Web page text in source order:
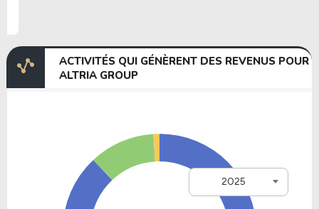
ACTIVITÉS QUI GÉNÈRENT DES REVENUS POUR
ALTRIA GROUP
2025